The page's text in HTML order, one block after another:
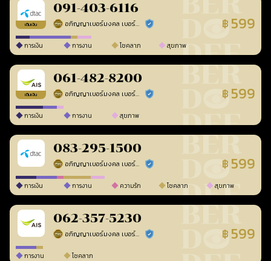
เติมเงิน
091-403-6116
อภิญญาเบอร์มงคล เบอร์สวยเลขศาสตร์ ร้านยืนยันแล้ว ฿ 599
การเงิน การงาน โชคลาภ สุขภาพ
เติมเงิน
061-482-8200
อภิญญาเบอร์มงคล เบอร์สวยเลขศาสตร์ ร้านยืนยันแล้ว ฿ 599
การเงิน การงาน สุขภาพ
083-295-1500
อภิญญาเบอร์มงคล เบอร์สวยเลขศาสตร์ ร้านยืนยันแล้ว ฿ 599
การเงิน การงาน ความรัก โชคลาภ สุขภาพ
062-357-5230
อภิญญาเบอร์มงคล เบอร์สวยเลขศาสตร์ ร้านยืนยันแล้ว ฿ 599
การงาน โชคลาภ